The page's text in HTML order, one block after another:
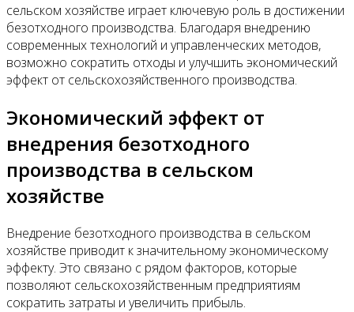
сельском хозяйстве играет ключевую роль в достижении
безотходного производства. Благодаря внедрению
современных технологий и управленческих методов,
возможно сократить отходы и улучшить экономический
эффект от сельскохозяйственного производства.
Экономический эффект от
внедрения безотходного
производства в сельском
хозяйстве
Внедрение безотходного производства в сельском
хозяйстве приводит к значительному экономическому
эффекту. Это связано с рядом факторов, которые
позволяют сельскохозяйственным предприятиям
сократить затраты и увеличить прибыль.